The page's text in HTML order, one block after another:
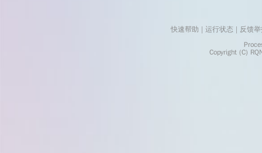
快速帮助 | 运行状态 | 反馈